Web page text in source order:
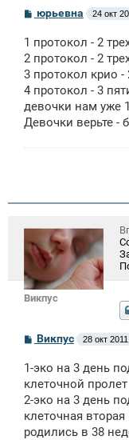
С
б
щ
н
и
юрьевна 24 окт
1 протокол - 2
2 протокол - 2
3 протокол крио -
4 протокол - 3
девочки нам уже
Девочки верьте -
Викпус
С
о
б
щ
н
и
Викпус 28 окт
1-эко на 3 день
клеточной пролет
2-эко на 3 день
клеточная
родились в 38